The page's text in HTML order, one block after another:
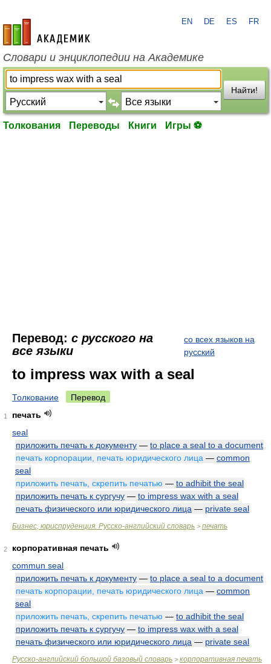
academic.ru
EN DE ES FR
Словари и энциклопедии на Академике
Найти!
Толкования Переводы Книги Игры ⚽
Перевод: с русского на
все языки
со всех языков на
русский
to impress wax with a seal
Толкование Перевод
1
печать
seal
приложить печать к документу — to place a seal to a document
печать корпорации, печать юридического лица — common
seal
приложить печать, скрепить печатью — to adhibit the seal
приложить печать к сургучу — to impress wax with a seal
печать физического или юридического лица — private seal
Бизнес, юриспруденция. Русско-английский словарь > печать
2
корпоративная печать
commun seal
приложить печать к документу — to place a seal to a document
печать корпорации, печать юридического лица — common
seal
приложить печать, скрепить печатью — to adhibit the seal
приложить печать к сургучу — to impress wax with a seal
печать физического или юридического лица — private seal
Русско-английский большой базовый словарь > корпоративная печать